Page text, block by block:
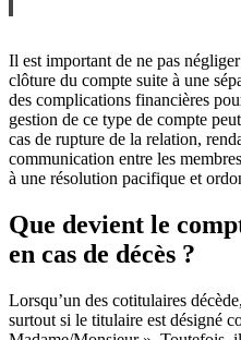
Il est important de ne pas
clôture du compte suite à une
des complications financières
gestion de ce type de compte
cas de rupture de la relation,
communication entre les
à une résolution pacifique et
Que devient le
en cas de décès ?
Lorsqu’un des cotitulaires
surtout si le titulaire est désigné